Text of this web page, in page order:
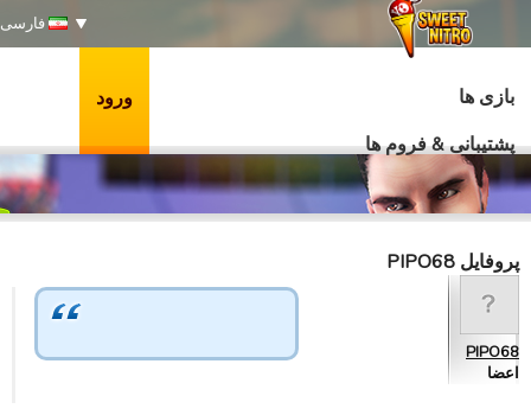
فارسی
بازی ها
پشتیبانی & فروم ها
ورود
پروفایل PIPO68
PIPO68
اعضا